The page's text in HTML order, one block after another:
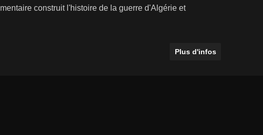
construit l'histoire de la guerre d'Algérie et
Plus d'infos